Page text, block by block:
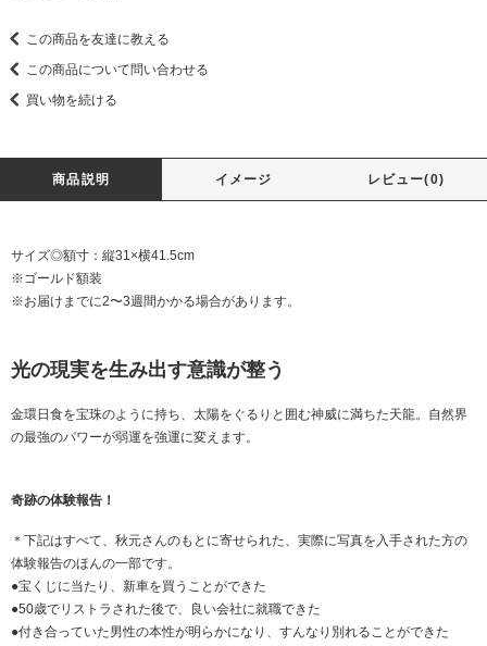
この商品を友達に教える
この商品について問い合わせる
買い物を続ける
商品説明 イメージ レビュー(0)
サイズ◎額寸：縦31×横41.5cm
※ゴールド額装
※お届けまでに2〜3週間かかる場合があります。
光の現実を生み出す意識が整う
金環日食を宝珠のように持ち、太陽をぐるりと囲む神威に満ちた天龍。自然界
の最強のパワーが弱運を強運に変えます。
奇跡の体験報告！
＊下記はすべて、秋元さんのもとに寄せられた、実際に写真を入手された方の
体験報告のほんの一部です。
●宝くじに当たり、新車を買うことができた
●50歳でリストラされた後で、良い会社に就職できた
●付き合っていた男性の本性が明らかになり、すんなり別れることができた